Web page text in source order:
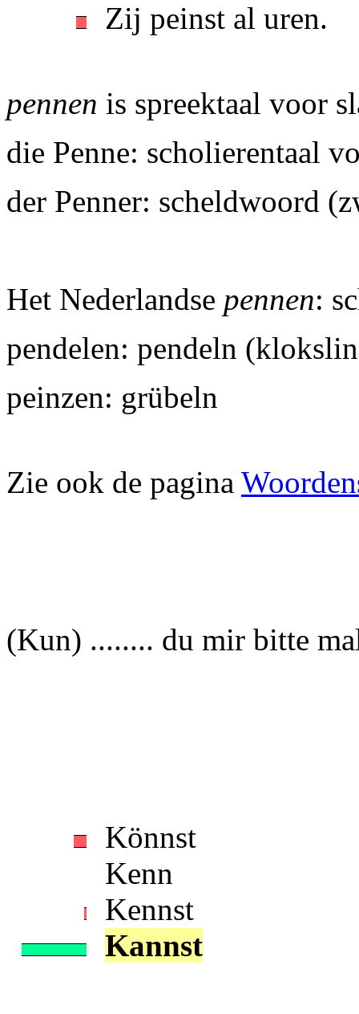
Zij peinst al uren.
pennen is spreektaal voor
die Penne: scholierentaal
der Penner: scheldwoord
Het Nederlandse pennen:
pendelen: pendeln
peinzen: grübeln
Zie ook de pagina
(Kun) ........ du mir bitte
Könnst
Kenn
Kennst
Kannst